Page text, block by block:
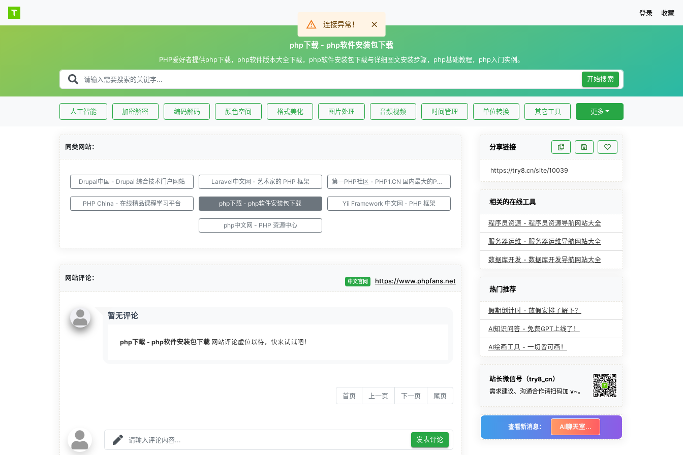
登录 收藏
php下载 - php软件安装包下载
PHP爱好者提供php下载，php软件版本大全下载，php软件安装包下载与详细图文安装步骤，php基础教程，php入门实例。
开始搜索
人工智能 加密解密 编码解码 颜色空间 格式美化 图片处理 音频视频 时间管理 单位转换 其它工具 更多
同类网站：
Drupal中国 - Drupal 综合技术门户网站 Laravel中文网 - 艺术家的 PHP 框架 第一PHP社区 - PHP1.CN 国内最大的PHP中文社区
PHP China - 在线精品课程学习平台 php下载 - php软件安装包下载 Yii Framework 中文网 - PHP 框架
php中文网 - PHP 资源中心
网站评论： 中文官网 https://www.phpfans.net
暂无评论
php下载 - php软件安装包下载 网站评论虚位以待，快来试试吧！
首页 上一页 下一页 尾页
发表评论
分享链接
https://try8.cn/site/10039
相关的在线工具
程序员资源 - 程序员资源导航网站大全
服务器运维 - 服务器运维导航网站大全
数据库开发 - 数据库开发导航网站大全
热门推荐
假期倒计时 - 放假安排了解下？
AI知识问答 - 免费GPT上线了！
AI绘画工具 - 一切皆可画！
站长微信号（try8_cn）
需求建议、沟通合作请扫码加 v~。
查看新消息： AI聊天室...
连接异常！